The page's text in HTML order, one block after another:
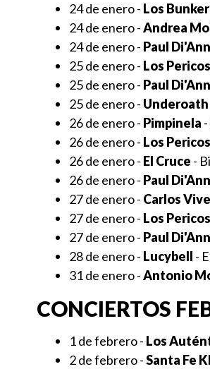
24 de enero - Los
24 de enero -Andrea
24 de enero - Paul
25 de enero - Los Pericos
25 de enero - Paul
25 de enero - Underoath
26 de enero - Pimpinela
26 de enero - Los Pericos
26 de enero - El Cruce -
26 de enero - Paul
27 de enero - Carlos
27 de enero - Los Pericos
27 de enero - Paul
28 de enero - Lucybell -
31 de enero -Antonio
CONCIERTOS
1 de febrero - Los
2 de febrero -Santa Fe